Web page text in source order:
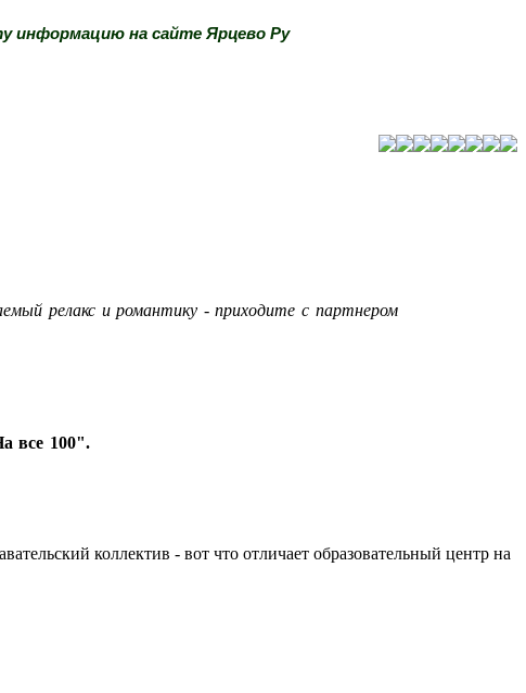
информацию на сайте Ярцево Ру
релакс и романтику - приходите с партнером
все 100".
коллектив - вот что отличает образовательный центр на